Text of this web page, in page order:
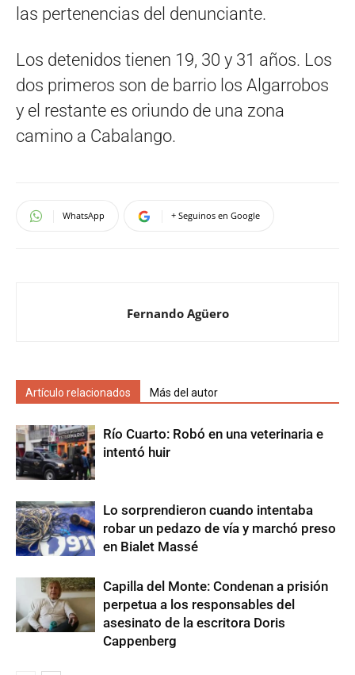
las pertenencias del denunciante.
Los detenidos tienen 19, 30 y 31 años. Los
dos primeros son de barrio los Algarrobos
y el restante es oriundo de una zona
camino a Cabalango.
WhatsApp + Seguinos en Google
Fernando Agüero
Artículo relacionados Más del autor
Río Cuarto: Robó en una veterinaria e
intentó huir
Lo sorprendieron cuando intentaba
robar un pedazo de vía y marchó preso
en Bialet Massé
Capilla del Monte: Condenan a prisión
perpetua a los responsables del
asesinato de la escritora Doris
Cappenberg